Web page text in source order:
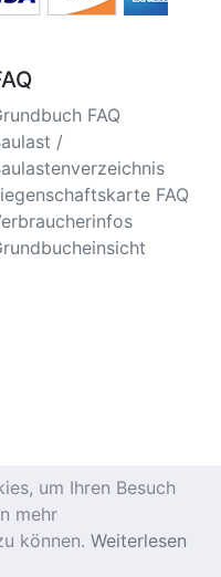
FAQ
/
FAQ
um Ihren Besuch
mehr
können. Weiterlesen